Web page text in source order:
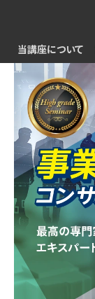
当講座について